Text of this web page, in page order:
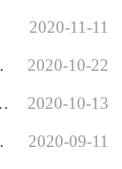
2020-11-11
2020-10-22
争的全面...
2020-10-13
次组长会议召开
2020-09-11
工作